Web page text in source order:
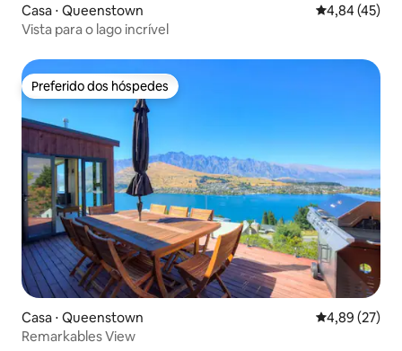
Casa ⋅ Queenstown 4,84 de uma
4,84 (45)
Vista para o lago incrível
Preferido dos hóspedes
Preferido dos hóspedes
Casa ⋅ Queenstown 4,89 de uma
4,89 (27)
Remarkables View